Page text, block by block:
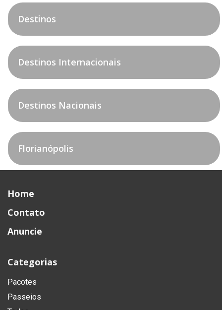
Destinos
Destinos Internacionais
Destinos Nacionais
Florianópolis
Home
Contato
Anuncie
Categorias
Pacotes
Passeios